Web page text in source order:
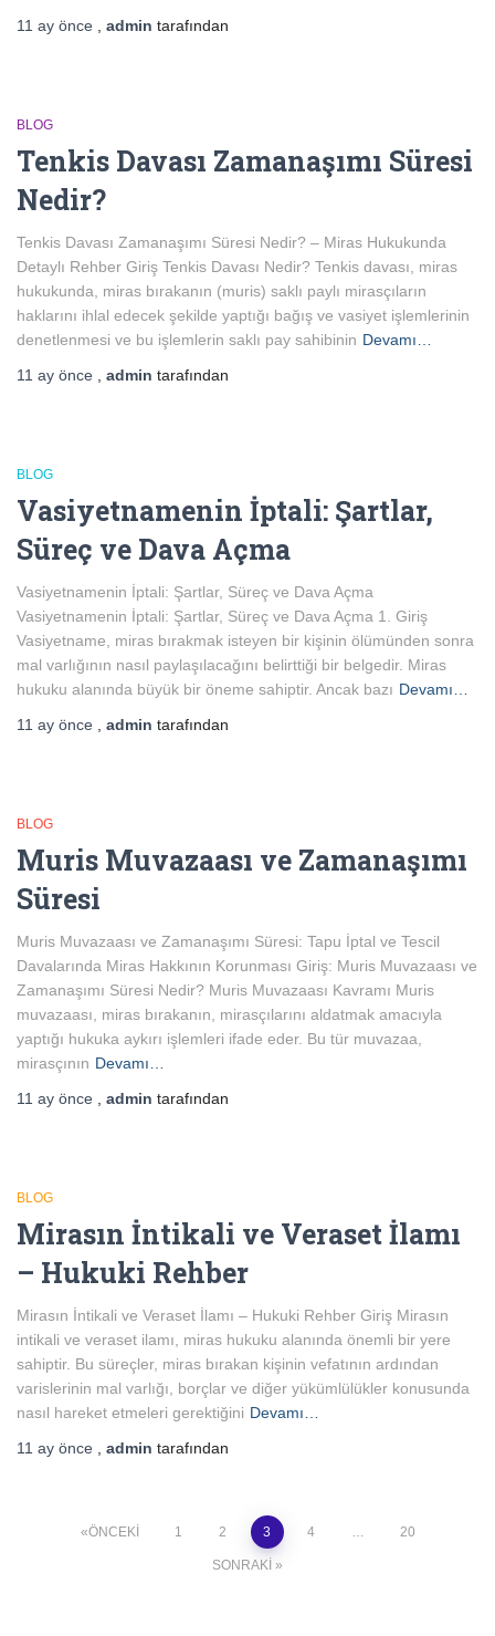
11 ay önce admin tarafından
BLOG
Tenkis Davası Zamanaşımı Süresi
Nedir?
Tenkis Davası Zamanaşımı Süresi Nedir? – Miras Hukukunda
Detaylı Rehber Giriş Tenkis Davası Nedir? Tenkis davası, miras
hukukunda, miras bırakanın (muris) saklı paylı mirasçıların
haklarını ihlal edecek şekilde yaptığı bağış ve vasiyet işlemlerinin
denetlenmesi ve bu işlemlerin saklı pay sahibinin Devamı…
11 ay önce admin tarafından
BLOG
Vasiyetnamenin İptali: Şartlar,
Süreç ve Dava Açma
Vasiyetnamenin İptali: Şartlar, Süreç ve Dava Açma
Vasiyetnamenin İptali: Şartlar, Süreç ve Dava Açma 1. Giriş
Vasiyetname, miras bırakmak isteyen bir kişinin ölümünden sonra
mal varlığının nasıl paylaşılacağını belirttiği bir belgedir. Miras
hukuku alanında büyük bir öneme sahiptir. Ancak bazı Devamı…
11 ay önce admin tarafından
BLOG
Muris Muvazaası ve Zamanaşımı
Süresi
Muris Muvazaası ve Zamanaşımı Süresi: Tapu İptal ve Tescil
Davalarında Miras Hakkının Korunması Giriş: Muris Muvazaası ve
Zamanaşımı Süresi Nedir? Muris Muvazaası Kavramı Muris
muvazaası, miras bırakanın, mirasçılarını aldatmak amacıyla
yaptığı hukuka aykırı işlemleri ifade eder. Bu tür muvazaa,
mirasçının Devamı…
11 ay önce admin tarafından
BLOG
Mirasın İntikali ve Veraset İlamı
– Hukuki Rehber
Mirasın İntikali ve Veraset İlamı – Hukuki Rehber Giriş Mirasın
intikali ve veraset ilamı, miras hukuku alanında önemli bir yere
sahiptir. Bu süreçler, miras bırakan kişinin vefatının ardından
varislerinin mal varlığı, borçlar ve diğer yükümlülükler konusunda
nasıl hareket etmeleri gerektiğini Devamı…
11 ay önce admin tarafından
ÖNCEKI 1 2 3 4 … 20
SONRAKI